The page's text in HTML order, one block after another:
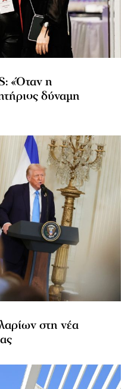
«Όταν η
δύναμη
στη νέα